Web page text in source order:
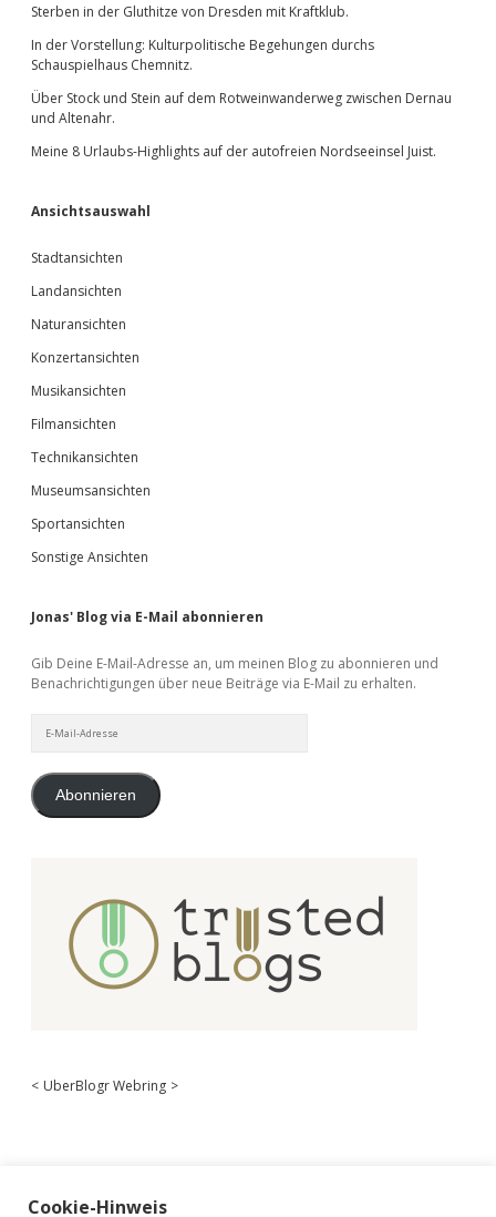
Sterben in der Gluthitze von Dresden mit Kraftklub.
In der Vorstellung: Kulturpolitische Begehungen durchs
Schauspielhaus Chemnitz.
Über Stock und Stein auf dem Rotweinwanderweg zwischen Dernau
und Altenahr.
Meine 8 Urlaubs-Highlights auf der autofreien Nordseeinsel Juist.
Ansichtsauswahl
Stadtansichten
Landansichten
Naturansichten
Konzertansichten
Musikansichten
Filmansichten
Technikansichten
Museumsansichten
Sportansichten
Sonstige Ansichten
Jonas' Blog via E-Mail abonnieren
Gib Deine E-Mail-Adresse an, um meinen Blog zu abonnieren und
Benachrichtigungen über neue Beiträge via E-Mail zu erhalten.
Mail-
Abonnieren
< UberBlogr Webring >
Cookie-Hinweis